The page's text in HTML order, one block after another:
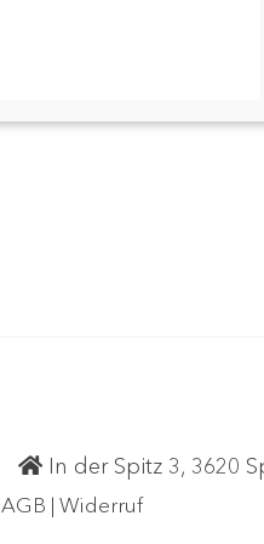
Falstaff
In der Spitz 3, 3620
AGB | Widerruf